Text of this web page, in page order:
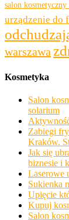
salon
urządzenie do
warszawa
Kosmetyka
Salon
solarium
Zabiegi
Kraków.
Jak się
biznesie i
Laserowe
Sukienka
Upięcie
Kupuj
Salon